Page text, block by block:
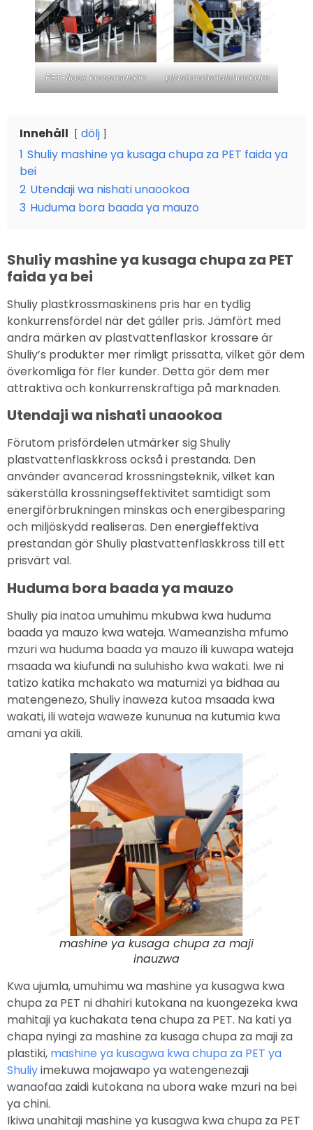
PET-flask krossmaskin plastmaterialshackare
Innehåll
dölj
1 Shuliy mashine ya kusaga chupa za PET faida ya
bei
2 Utendaji wa nishati unaookoa
3 Huduma bora baada ya mauzo
Shuliy mashine ya kusaga chupa za PET
faida ya bei
Shuliy plastkrossmaskinens pris har en tydlig
konkurrensfördel när det gäller pris. Jämfört med
andra märken av plastvattenflaskor krossare är
Shuliy’s produkter mer rimligt prissatta, vilket gör dem
överkomliga för fler kunder. Detta gör dem mer
attraktiva och konkurrenskraftiga på marknaden.
Utendaji wa nishati unaookoa
Förutom prisfördelen utmärker sig Shuliy
plastvattenflaskkross också i prestanda. Den
använder avancerad krossningsteknik, vilket kan
säkerställa krossningseffektivitet samtidigt som
energiförbrukningen minskas och energibesparing
och miljöskydd realiseras. Den energieffektiva
prestandan gör Shuliy plastvattenflaskkross till ett
prisvärt val.
Huduma bora baada ya mauzo
Shuliy pia inatoa umuhimu mkubwa kwa huduma
baada ya mauzo kwa wateja. Wameanzisha mfumo
mzuri wa huduma baada ya mauzo ili kuwapa wateja
msaada wa kiufundi na suluhisho kwa wakati. Iwe ni
tatizo katika mchakato wa matumizi ya bidhaa au
matengenezo, Shuliy inaweza kutoa msaada kwa
wakati, ili wateja waweze kununua na kutumia kwa
amani ya akili.
mashine ya kusaga chupa za maji
inauzwa
Kwa ujumla, umuhimu wa mashine ya kusagwa kwa
chupa za PET ni dhahiri kutokana na kuongezeka kwa
mahitaji ya kuchakata tena chupa za PET. Na kati ya
chapa nyingi za mashine za kusaga chupa za maji za
plastiki, mashine ya kusagwa kwa chupa za PET ya
Shuliyimekuwa mojawapo ya watengenezaji
wanaofaa zaidi kutokana na ubora wake mzuri na bei
ya chini.
Ikiwa unahitaji mashine ya kusagwa kwa chupa za PET